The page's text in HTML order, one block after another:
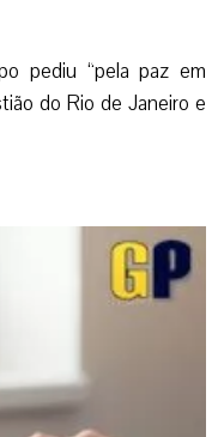
pediu “pela paz em
do Rio de Janeiro e